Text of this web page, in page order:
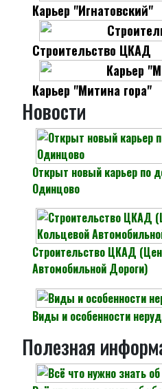
Карьер "Игнатовский"
Строительство ЦКАД
Карьер "Митина гора"
Новости
Открыт новый карьер по
Одинцово
Строительство ЦКАД
Автомобильной Дороги)
Виды и особенности
Полезная